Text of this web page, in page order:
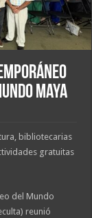
Maya
bibliotecarias
gratuitas
del Mundo
reunió